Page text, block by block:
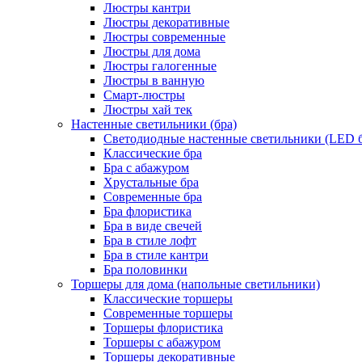
Люстры кантри
Люстры декоративные
Люстры современные
Люстры для дома
Люстры галогенные
Люстры в ванную
Смарт-люстры
Люстры хай тек
Настенные светильники (бра)
Светодиодные настенные светильники (LED
Классические бра
Бра с абажуром
Хрустальные бра
Современные бра
Бра флористика
Бра в виде свечей
Бра в стиле лофт
Бра в стиле кантри
Бра половинки
Торшеры для дома (напольные светильники)
Классические торшеры
Современные торшеры
Торшеры флористика
Торшеры с абажуром
Торшеры декоративные